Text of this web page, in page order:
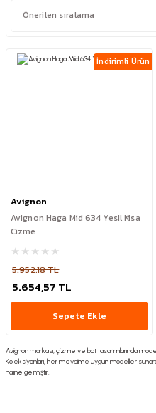
İndirimli Ürün
Avignon
Avignon Haga Mid 634 Yesil Kisa
Cizme
5.952,18 TL
5.654,57 TL
Sepete Ekle
Avignon markası, çizme ve bot tasarımlarında
Koleksiyonları, her mevsime uygun modeller
haline gelmiştir.